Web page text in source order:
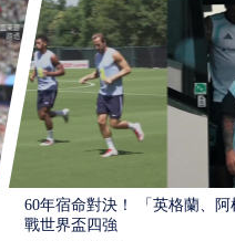
60年宿命對決！ 「英格蘭、阿
戰世界盃四強